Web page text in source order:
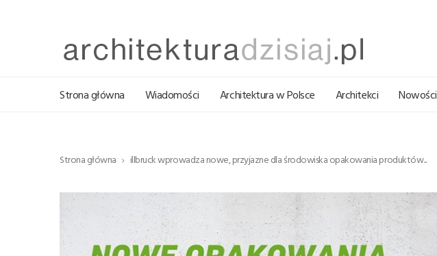
Strona główna Wiadomości Architektura w Polsce Architekci Nowości
Strona główna illbruck wprowadza nowe, przyjazne dla środowiska opakowania produktów...